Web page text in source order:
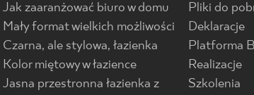
Jak zaaranżować biuro w domu
Mały format wielkich możliwości
Czarna, ale stylowa, łazienka
Kolor miętowy w łazience
Jasna przestronna łazienka z
Pliki do
Deklaracje
Platforma
Realizacje
Szkolenia